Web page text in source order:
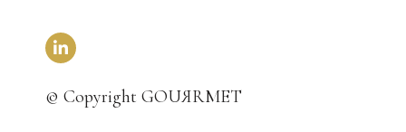
© Copyright GOUЯRMET